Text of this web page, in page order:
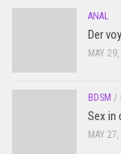
ANAL
Der
MAY
BDSM /
Sex in
MAY